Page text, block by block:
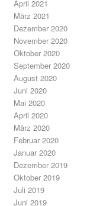
April 2021
März 2021
Dezember 2020
November 2020
Oktober 2020
September 2020
August 2020
Juni 2020
Mai 2020
April 2020
März 2020
Februar 2020
Januar 2020
Dezember 2019
Oktober 2019
Juli 2019
Juni 2019